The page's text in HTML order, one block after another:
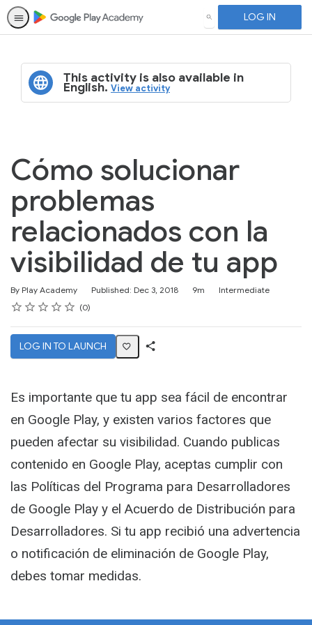
SEARCH LOG IN
This activity is also available in
English.View activity
Cómo solucionar
problemas
relacionados con la
visibilidad de tu app
By Play Academy Published: Dec 3, 2018
Duration 9m
Difficulty
Intermediate
Rating
1 star
2 stars
3 stars
4 stars
5 stars
Average rating: 0 0
No reviews
LOG IN TO LAUNCH
Es importante que tu app sea fácil de encontrar
en Google Play, y existen varios factores que
pueden afectar su visibilidad. Cuando publicas
contenido en Google Play, aceptas cumplir con
las Políticas del Programa para Desarrolladores
de Google Play y el Acuerdo de Distribución para
Desarrolladores. Si tu app recibió una advertencia
o notificación de eliminación de Google Play,
debes tomar medidas.